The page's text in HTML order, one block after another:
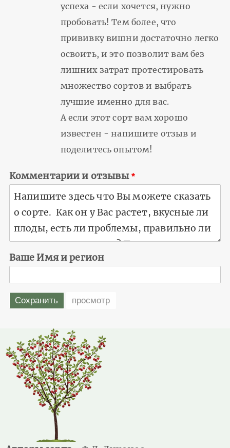
успеха - если хочется, нужно
пробовать! Тем более, что
прививку вишни достаточно легко
освоить, и это позволит вам без
лишних затрат протестировать
множество сортов и выбрать
лучшие именно для вас.
А если этот сорт вам хорошо
известен - напишите отзыв и
поделитесь опытом!
Комментарии и отзывы
Ваше Имя и регион